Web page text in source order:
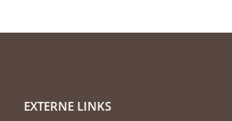
EXTERNE LINKS